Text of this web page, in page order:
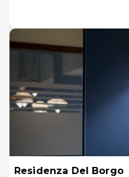
Residenza Del Borgo